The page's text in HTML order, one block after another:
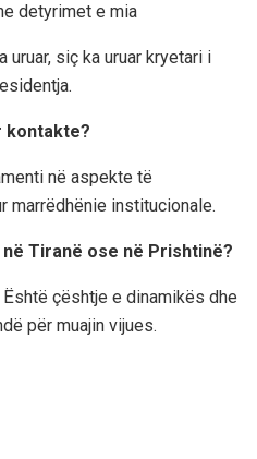
detyrimet e mia
uruar, siç ka uruar kryetari i
kontakte?
në aspekte të
marrëdhënie institucionale.
Tiranë ose në Prishtinë?
Është çështje e dinamikës dhe
për muajin vijues.